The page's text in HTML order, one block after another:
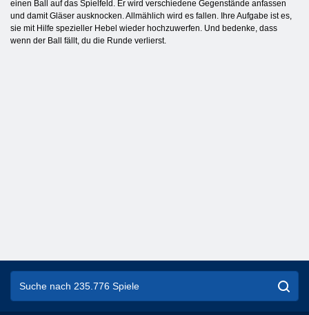
einen Ball auf das Spielfeld. Er wird verschiedene Gegenstände anfassen
und damit Gläser ausknocken. Allmählich wird es fallen. Ihre Aufgabe ist es,
sie mit Hilfe spezieller Hebel wieder hochzuwerfen. Und bedenke, dass
wenn der Ball fällt, du die Runde verlierst.